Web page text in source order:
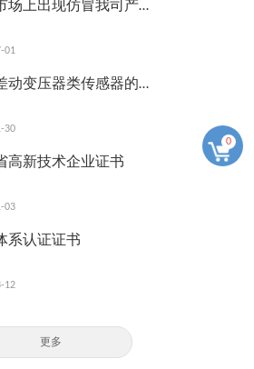
场上出现仿冒我司产…
01
动变压器类传感器的…
30
高新技术企业证书
03
系认证证书
12
更多
0